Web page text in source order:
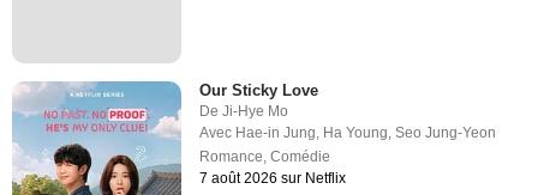
Our Sticky Love
DeJi-Hye Mo
Avec Hae-in Jung Ha Young ,Seo Jung-Yeon
Romance ,Comédie
7 août 2026 sur Netflix